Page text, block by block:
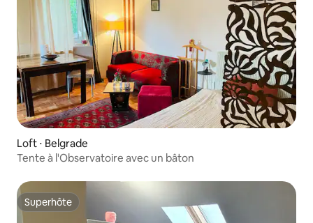
Loft ⋅ Belgrade
Tente à l'Observatoire avec un bâton
Superhôte
Superhôte